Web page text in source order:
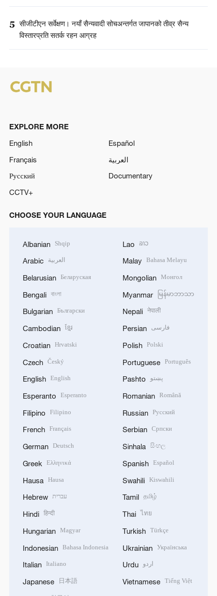
5 सीजीटीएन सर्वेक्षण। नयाँ सैन्यवादी सोचअन्तर्गत जापानको तीव्र सैन्य
विस्तारप्रति सतर्क रहन आग्रह
EXPLORE MORE
English
Español
Français
العربية
Русский
Documentary
CCTV+
CHOOSE YOUR LANGUAGE
Albanian Shqip
Arabic العربية
Belarusian Беларуская
Bengali বাংলা
Bulgarian Български
Cambodian ខ្មែរ
Croatian Hrvatski
Czech Český
English English
Esperanto Esperanto
Filipino Filipino
French Français
German Deutsch
Greek Ελληνικά
Hausa Hausa
Hebrew עברית
Hindi हिन्दी
Hungarian Magyar
Indonesian Bahasa Indonesia
Italian Italiano
Japanese 日本語
Lao ລາວ
Malay Bahasa Melayu
Mongolian Монгол
Myanmar မြန်မာဘာသာ
Nepali नेपाली
Persian فارسی
Polish Polski
Portuguese Português
Pashto پښتو
Romanian Română
Russian Русский
Serbian Српски
Sinhala සිංහල
Spanish Español
Swahili Kiswahili
Tamil தமிழ்
Thai ไทย
Turkish Türkçe
Ukrainian Українська
Urdu اردو
Vietnamese Tiếng Việt